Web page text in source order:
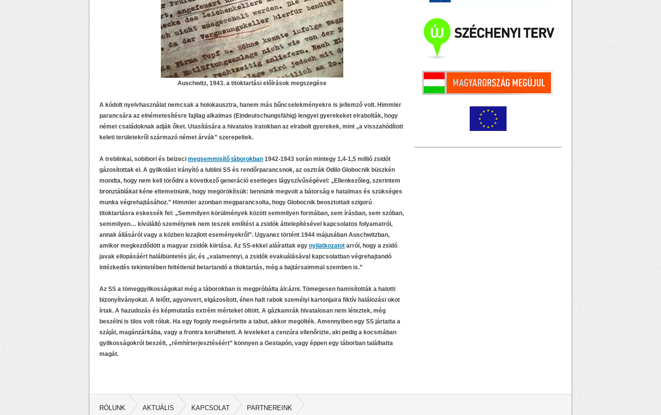
Auschwitz, 1943. a titoktartási előírások megszegése
A kódolt nyelvhasználat nemcsak a holokausztra, hanem más bűncselekményekre is jellemző volt. Himmler
parancsára az elnémetesítésre fajilag alkalmas (Eindeutschungsfähig) lengyel gyerekeket elrabolták, hogy
német családoknak adják őket. Utasítására a hivatalos iratokban az elrabolt gyerekek, mint „a visszahódított
keleti területekről származó német árvák” szerepeltek.
A treblinkai, sobibori és belzeci megsemmisítő táborokban 1942-1943 során mintegy 1,4-1,5 millió zsidót
gázosítottak el. A gyilkolást irányító a lublini SS és rendőrparancsnok, az osztrák Odilo Globocnik büszkén
mondta, hogy nem kell törődni a következő generáció esetleges lágyszívűségével: „Ellenkezőleg, szerintem
bronztáblákat kéne eltemetnünk, hogy megörökítsük: bennünk megvolt a bátorság e hatalmas és szükséges
munka végrehajtásához.” Himmler azonban megparancsolta, hogy Globocnik beosztottait szigorú
titoktartásra eskessék fel: „Semmilyen körülmények között semmilyen formában, sem írásban, sem szóban,
semmilyen… kívülálló személynek nem teszek említést a zsidók áttelepítésével kapcsolatos folyamatról,
annak állásáról vagy a közben lezajlott eseményekről”. Ugyanez történt 1944 májusában Auschwitzban,
amikor megkezdődött a magyar zsidók kiirtása. Az SS-ekkel aláírattak egy nyilatkozatot arról, hogy a zsidó
javak ellopásáért halálbüntetés jár, és „valamennyi, a zsidók evakuálásával kapcsolatban végrehajtandó
intézkedés tekintetében feltétlenül betartandó a titoktartás, még a bajtársaimmal szemben is.”
Az SS a tömeggyilkosságokat még a táborokban is megpróbálta álcázni. Tömegesen hamisították a halotti
bizonyítványokat. A lelőtt, agyonvert, elgázosított, éhen halt rabok személyi kartonjaira fiktív halálozási okot
írtak. A hazudozás és képmutatás extrém mérteket öltött. A gázkamrák hivatalosan nem léteztek, még
beszélni is tilos volt róluk. Ha egy fogoly megsértette a tabut, akkor megölték. Amennyiben egy SS jártatta a
száját, magánzárkába, vagy a frontra kerülhetett. A leveleket a cenzúra ellenőrizte, aki pedig a kocsmában
gyilkosságokról beszélt, „rémhírterjesztéséért” könnyen a Gestapón, vagy éppen egy táborban találhatta
magát.
RÓLUNK AKTUÁLIS KAPCSOLAT PARTNEREINK